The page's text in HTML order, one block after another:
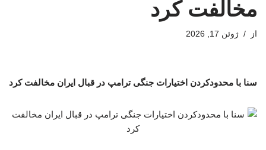
مخالفت کرد
از ژوئن 17, 2026
سنا با محدودکردن اختیارات جنگی ترامپ در قبال ایران مخالفت کرد